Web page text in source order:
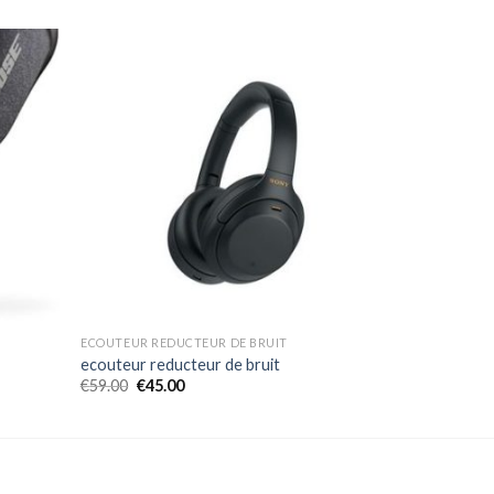
ECOUTEUR REDUCTEUR DE BRUIT
ecouteur reducteur de bruit
€59.00 €45.00